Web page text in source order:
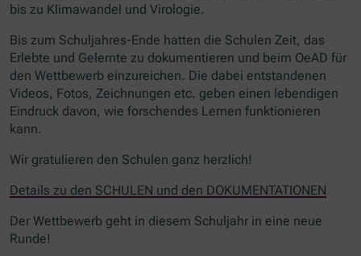
bis zu Klimawandel und Virologie.
Bis zum Schuljahres-Ende hatten die Schulen Zeit, das
Erlebte und Gelernte zu dokumentieren und beim OeAD für
den Wettbewerb einzureichen. Die dabei entstandenen
Videos, Fotos, Zeichnungen etc. geben einen lebendigen
Eindruck davon, wie forschendes Lernen funktionieren
kann.
Wir gratulieren den Schulen ganz herzlich!
Details zu den SCHULEN und den DOKUMENTATIONEN
Der Wettbewerb geht in diesem Schuljahr in eine neue
Runde!